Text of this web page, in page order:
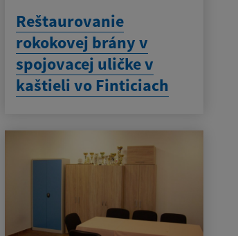
Reštaurovanie
rokokovej brány v
spojovacej uličke v
kaštieli vo Finticiach